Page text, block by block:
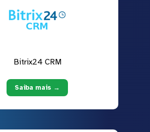
Bitrix24 CRM
Saiba mais →